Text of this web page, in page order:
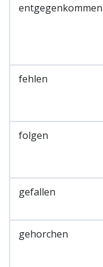
entgegenkommen
fehlen
folgen
gefallen
gehorchen